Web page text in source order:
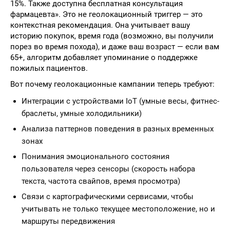
15%. Также доступна бесплатная консультация
фармацевта». Это не геолокационный триггер — это
контекстная рекомендация. Она учитывает вашу
историю покупок, время года (возможно, вы получили
порез во время похода), и даже ваш возраст — если вам
65+, алгоритм добавляет упоминание о поддержке
пожилых пациентов.
Вот почему геолокационные кампании теперь требуют:
Интеграции с устройствами IoT (умные весы, фитнес-
браслеты, умные холодильники)
Анализа паттернов поведения в разных временных
зонах
Понимания эмоционального состояния
пользователя через сенсоры (скорость набора
текста, частота свайпов, время просмотра)
Связи с картографическими сервисами, чтобы
учитывать не только текущее местоположение, но и
маршруты передвижения